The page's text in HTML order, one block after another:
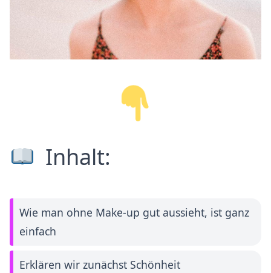
Inhalt:
Wie man ohne Make-up gut aussieht, ist ganz
einfach
Erklären wir zunächst Schönheit